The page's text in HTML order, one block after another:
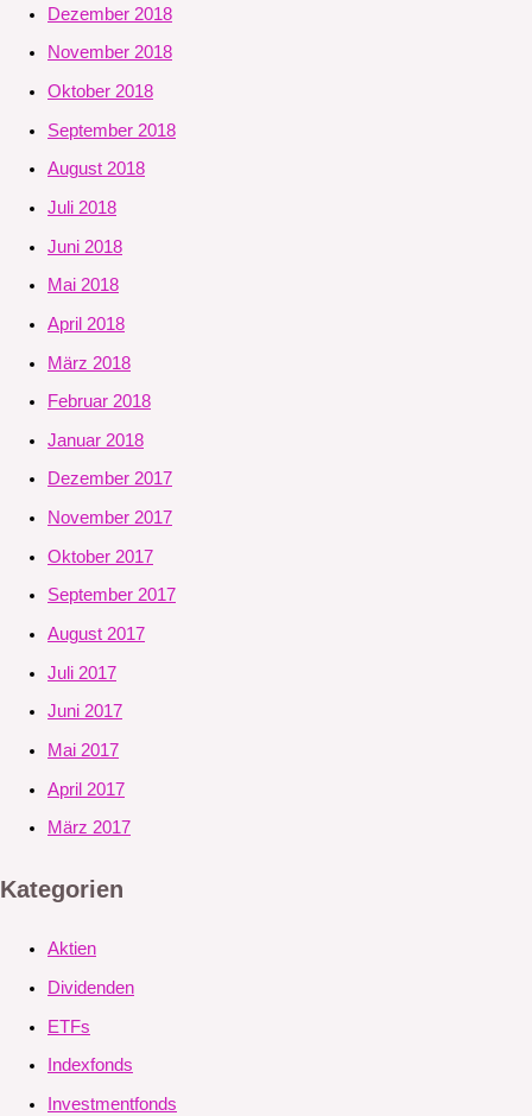
Dezember 2018
November 2018
Oktober 2018
September 2018
August 2018
Juli 2018
Juni 2018
Mai 2018
April 2018
März 2018
Februar 2018
Januar 2018
Dezember 2017
November 2017
Oktober 2017
September 2017
August 2017
Juli 2017
Juni 2017
Mai 2017
April 2017
März 2017
Kategorien
Aktien
Dividenden
ETFs
Indexfonds
Investmentfonds